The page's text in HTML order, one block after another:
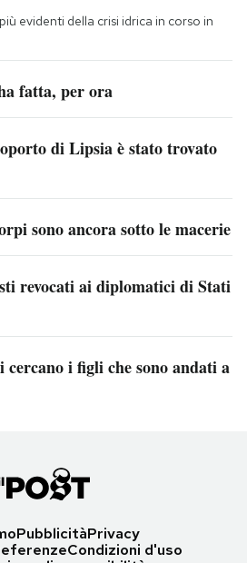
evidenti della crisi idrica in corso in
fatta, per ora
di Lipsia è stato trovato
sono ancora sotto le macerie
revocati ai diplomatici di Stati
i figli che sono andati a
PubblicitàPrivacy
Condizioni d'uso